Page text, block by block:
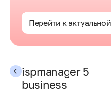
Перейти к
ispmanager 5
business